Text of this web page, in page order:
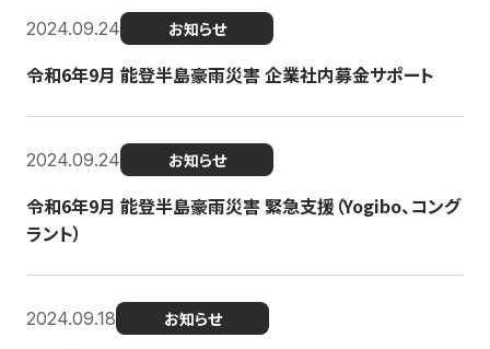
2024.09.24 お知らせ
令和6年9月 能登半島豪雨災害 企業社内募金サポート
2024.09.24 お知らせ
令和6年9月 能登半島豪雨災害 緊急支援（Yogibo、コング
ラント）
2024.09.18 お知らせ